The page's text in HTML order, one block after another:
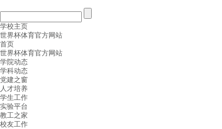
学校主页
世界杯体育官方网站
首页
世界杯体育官方网站
学院动态
学科动态
党建之窗
人才培养
学生工作
实验平台
教工之家
校友工作